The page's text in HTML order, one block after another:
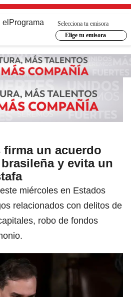
Programa
Selecciona tu emisora
Elige tu emisora
firma un acuerdo
y evita un
miércoles en Estados
relacionados con delitos de
robo de fondos